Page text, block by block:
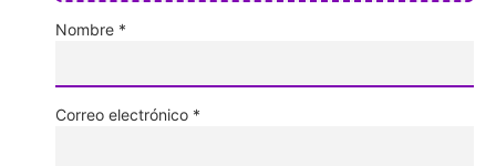
Nombre *
Correo electrónico *